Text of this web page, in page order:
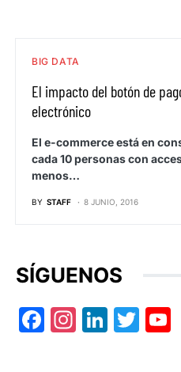
BIG DATA
El impacto del botón de
electrónico
El e-commerce está en
cada 10 personas con
menos…
BY STAFF 8 JUNIO, 2016
SÍGUENOS
Facebook
Instagram
LinkedIn